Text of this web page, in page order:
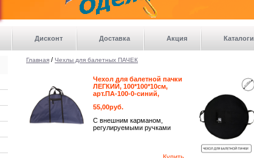
Дисконт Доставка Акция Каталоги
Главная / Чехлы для балетных ПАЧЕК
Чехол для балетной пачки
ЛЕГКИЙ, 100*100*10см,
арт.ПА-100-0-синий,
55,00руб.
С внешним карманом,
регулируемыми ручками